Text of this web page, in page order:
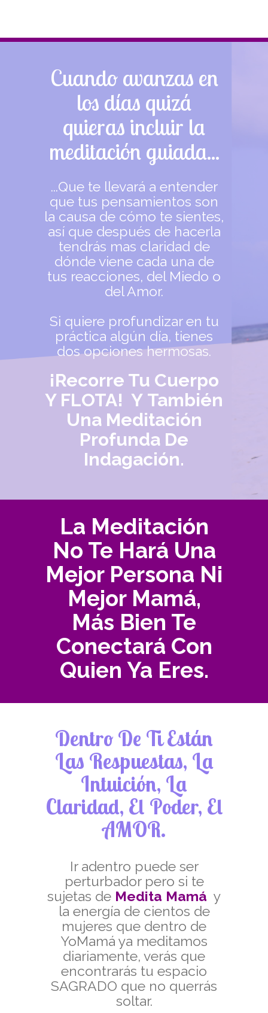
Cuando avanzas en
los días quizá
quieras incluir la
meditación guiada...
...Que te llevará a entender
que tus pensamientos son
la causa de cómo te sientes,
así que después de hacerla
tendrás mas claridad de
dónde viene cada una de
tus reacciones, del Miedo o
del Amor.
Si quiere profundizar en tu
práctica algún día, tienes
dos opciones hermosas.
¡Recorre Tu Cuerpo
Y FLOTA! Y También
Una Meditación
Profunda De
Indagación.
La Meditación
No Te Hará Una
Mejor Persona Ni
Mejor Mamá,
Más Bien Te
Conectará Con
Quien Ya Eres.
Dentro De Ti Están
Las Respuestas, La
Intuición, La
Claridad, El Poder, El
AMOR.
Ir adentro puede ser
perturbador pero si te
sujetas de Medita Mamá y
la energía de cientos de
mujeres que dentro de
YoMamá ya meditamos
diariamente, verás que
encontrarás tu espacio
SAGRADO que no querrás
soltar.